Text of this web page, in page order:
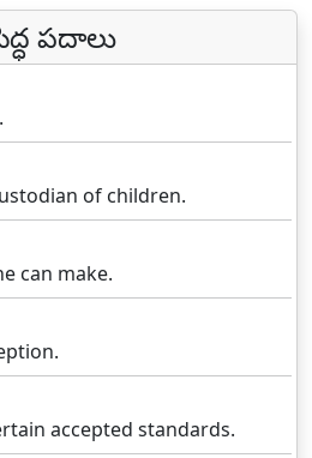
పదాలు
of children.
can make.
accepted standards.